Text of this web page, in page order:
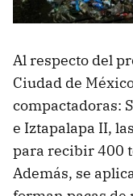
Al respecto del
Ciudad de
compactadoras:
e Iztapalapa II,
para recibir 400
Además, se